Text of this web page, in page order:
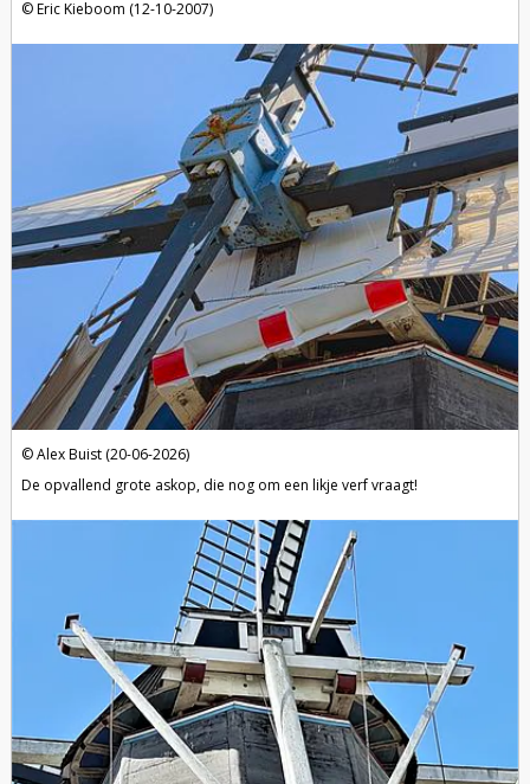
Eric Kieboom (12-10-2007)
Alex Buist (20-06-2026)
De opvallend grote askop, die nog om een likje verf vraagt!